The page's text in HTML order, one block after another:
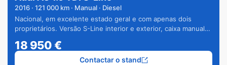
2016 · 121 000 km · Manual · Diesel
Nacional, em excelente estado geral e com apenas dois
proprietários. Versão S-Line interior e exterior, caixa manual
18 950€
Contactar o stand